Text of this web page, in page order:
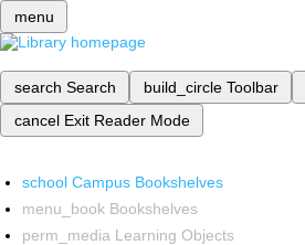
menu
search Search build_circle Toolbar
cancel Exit Reader Mode
school Campus Bookshelves
menu_book Bookshelves
perm_media Learning Objects